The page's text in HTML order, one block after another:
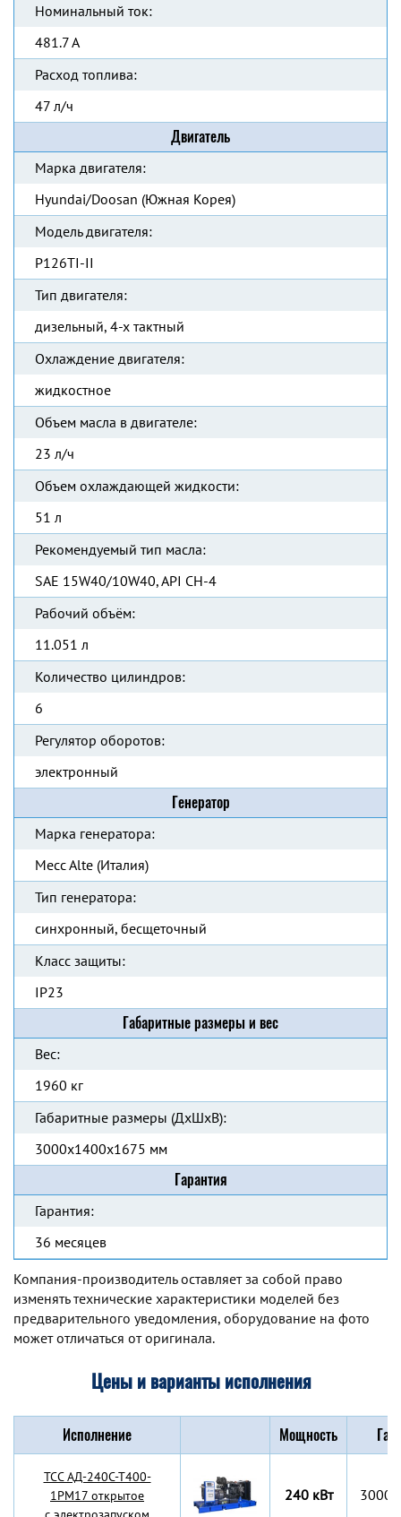
Номинальный ток:
481.7 А
Расход топлива:
47 л/ч
Двигатель
Марка двигателя:
Hyundai/Doosan (Южная Корея)
Модель двигателя:
P126TI-II
Тип двигателя:
дизельный, 4-х тактный
Охлаждение двигателя:
жидкостное
Объем масла в двигателе:
23 л/ч
Объем охлаждающей жидкости:
51 л
Рекомендуемый тип масла:
SAE 15W40/10W40, API CH-4
Рабочий объём:
11.051 л
Количество цилиндров:
6
Регулятор оборотов:
электронный
Генератор
Марка генератора:
Mecc Alte (Италия)
Тип генератора:
синхронный, бесщеточный
Класс защиты:
IP23
Габаритные размеры и вес
Вес:
1960 кг
Габаритные размеры (ДхШхВ):
3000x1400x1675 мм
Гарантия
Гарантия:
36 месяцев
Компания-производитель оставляет за собой право
изменять технические характеристики моделей без
предварительного уведомления, оборудование на фото
может отличаться от оригинала.
Цены и варианты исполнения
Исполнение Мощность
TCC АД-240С-Т400-
1РМ17 открытое
240 кВт